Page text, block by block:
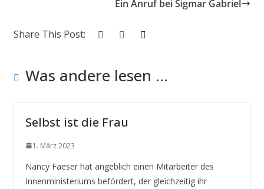
Ein Anruf bei Sigmar Gabriel
Share This Post:
Was andere lesen ...
Selbst ist die Frau
1. März 2023
Nancy Faeser hat angeblich einen Mitarbeiter des
Innenministeriums befördert, der gleichzeitig ihr